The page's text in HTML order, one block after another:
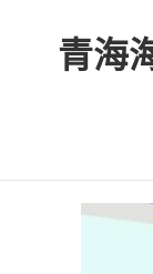
青海